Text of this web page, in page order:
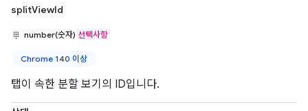
splitViewId
number(숫자) 선택사항
Chrome 140 이상
탭이 속한 분할 보기의 ID입니다.